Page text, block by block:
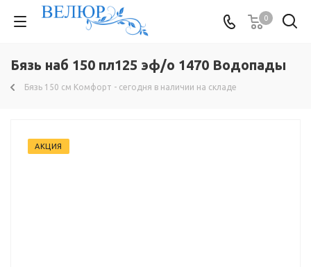
0
Бязь наб 150 пл125 эф/о 1470 Водопады
Бязь 150 см Комфорт - сегодня в наличии на складе
АКЦИЯ